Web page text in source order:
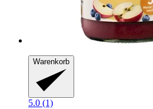
Warenkorb
5.0 (1)